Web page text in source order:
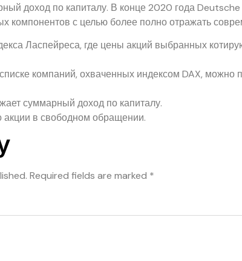
доход по капиталу. В конце 2020 года
компонентов с целью более полно отражать
Ласпейреса, где цены акций выбранных
компаний, охваченных индексом DAX,
суммарный доход по капиталу.
акции в свободном обращении.
Required fields are marked *